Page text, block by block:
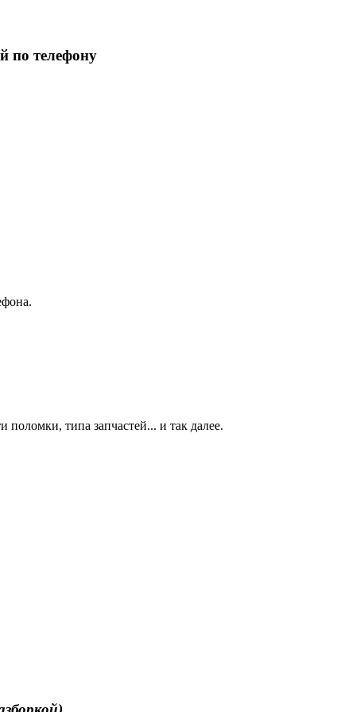
по телефону
поломки, типа запчастей... и так далее.